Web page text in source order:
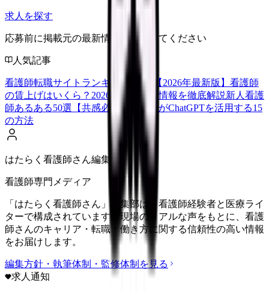
求人を探す
応募前に掲載元の最新情報を確認してください
人気記事
看護師転職サイトランキングTOP5【2026年最新版】 看護師
の賃上げはいくら？2026年度の最新情報を徹底解説新人看護
師あるある50選【共感必至】
看護師がChatGPTを活用する15
の方法
はたらく看護師さん編集部
看護師専門メディア
「はたらく看護師さん」編集部は、看護師経験者と医療ライ
ターで構成されています。現場のリアルな声をもとに、看護
師さんのキャリア・転職・働き方に関する信頼性の高い情報
をお届けします。
編集方針・執筆体制・監修体制を見る
求人通知